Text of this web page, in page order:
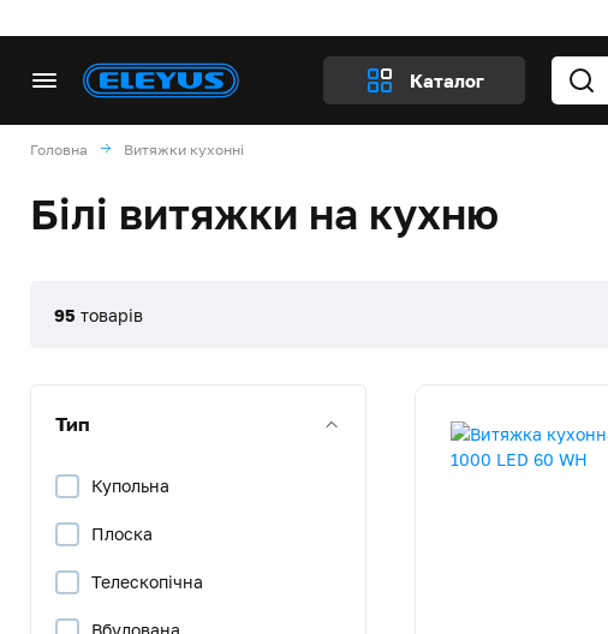
Каталог
Головна Витяжки кухонні
Білі витяжки на кухню
95 товарів
Тип
Купольна
Плоска
Телескопічна
Вбудована